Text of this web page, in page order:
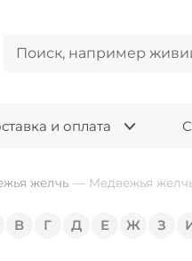
и оплата
желчь — Медвежья
В Г Д Е Ж З